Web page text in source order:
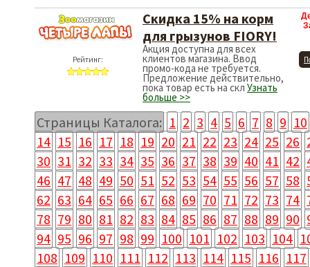
Рейтинг:
Скидка 15% на корм
для грызунов FIORY!
Акция доступна для всех
клиентов магазина. Ввод
промо-кода не требуется.
Предложение действительно,
пока товар есть на скл Узнать
больше >>
Страницы Каталога: 1 2 3 4 5 6 7 8 9 10
14 15 16 17 18 19 20 21 22 23 24 25 26
30 31 32 33 34 35 36 37 38 39 40 41 42
46 47 48 49 50 51 52 53 54 55 56 57 58
62 63 64 65 66 67 68 69 70 71 72 73 74
78 79 80 81 82 83 84 85 86 87 88 89 90
94 95 96 97 98 99 100 101 102 103 104
108 109 110 111 112 113 114 115 116 117